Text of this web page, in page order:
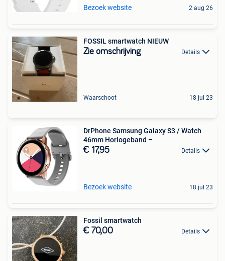
Bezoek website 2 aug 26
FOSSIL smartwatch NIEUW
Zie omschrijving Details
Waarschoot 18 jul 23
DrPhone Samsung Galaxy S3 / Watch
46mm Horlogeband –
€ 17,95 Details
Bezoek website 18 jul 23
Fossil smartwatch
€ 70,00 Details